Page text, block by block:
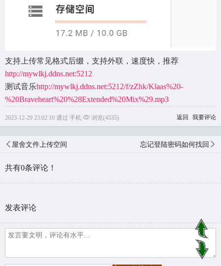
支持上传常见格式后缀，支持外联，速度快，推荐
http://mywlkj.ddns.net:5212
测试音乐http://mywlkj.ddns.net:5212/f/zZhk/Klaas%20-
%20Braveheart%20%28Extended%20Mix%29.mp3
2023-12-29 23:02:10 通过 手机 浏览(4535) 返回 我要评论
屋舍文件上传空间 忘记登陆密码如何找回
共有0条评论！
发表评论